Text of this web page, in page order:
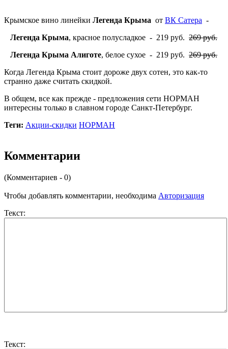
Крымское вино линейки Легенда Крыма от ВК Сатера -
Легенда Крыма, красное полусладкое - 219 руб. 269 руб.
Легенда Крыма Алиготе, белое сухое - 219 руб. 269 руб.
Когда Легенда Крыма стоит дороже двух сотен, это как-то
странно даже считать скидкой.
В общем, все как прежде - предложения сети НОРМАН
интересны только в славном городе Санкт-Петербург.
Теги: Акции-скидки НОРМАН
Комментарии
(Комментариев - 0)
Чтобы добавлять комментарии, необходима Авторизация
Текст:
Текст: